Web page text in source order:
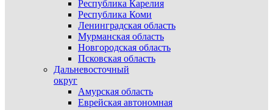
Республика Карелия
Республика Коми
Ленинградская область
Мурманская область
Новгородская область
Псковская область
Дальневосточный
округ
Амурская область
Еврейская автономная